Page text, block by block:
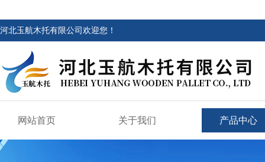
河北玉航木托有限公司欢迎您！
网站首页 关于我们 产品中心